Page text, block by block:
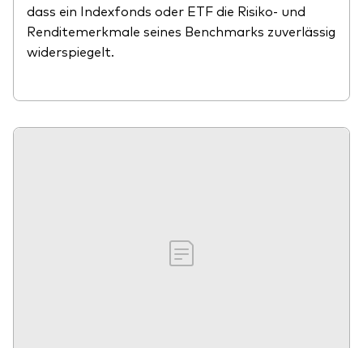
dass ein Indexfonds oder ETF die Risiko- und
Renditemerkmale seines Benchmarks zuverlässig
widerspiegelt.